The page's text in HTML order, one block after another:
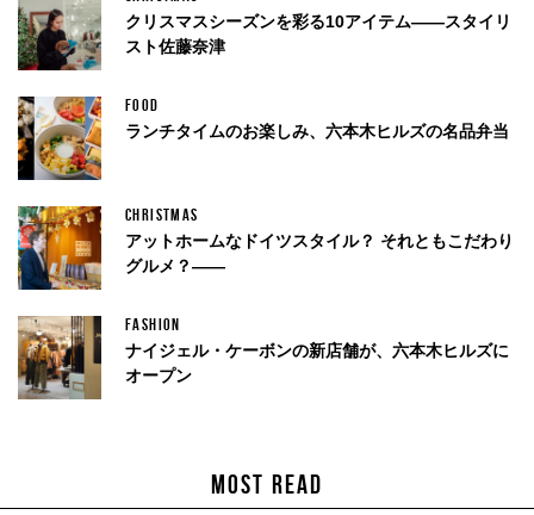
MOST READ
クリスマスシーズンを彩る10アイテム——スタイリ
スト佐藤奈津
FOOD
ランチタイムのお楽しみ、六本木ヒルズの名品弁当
CHRISTMAS
アットホームなドイツスタイル？ それともこだわり
グルメ？——
FASHION
ナイジェル・ケーボンの新店舗が、六本木ヒルズに
オープン